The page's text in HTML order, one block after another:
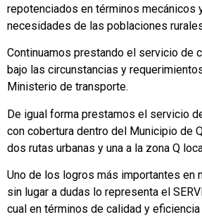
repotenciados en términos mecánicos
necesidades de las poblaciones
Continuamos prestando el servicio de
bajo las circunstancias y
Ministerio de transporte.
De igual forma prestamos el servicio
con cobertura dentro del Municipio de
dos rutas urbanas y una a la zona Q
Uno de los logros más importantes en
sin lugar a dudas lo representa el
cual en términos de calidad y eficiencia